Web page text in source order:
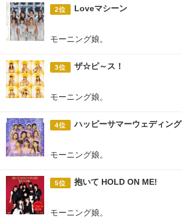
2位 Loveマシーン
モーニング娘。
3位 ザ☆ピ～ス！
モーニング娘。
4位 ハッピーサマーウェディング
モーニング娘。
5位 抱いて HOLD ON ME!
モーニング娘。